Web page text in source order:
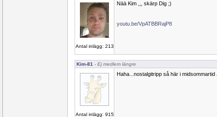
Antal inlägg: 213
Nää Kim ,,, skärp Dig ;)
youtu.be/VpATBBRajP8
Kim-81 - Ej medlem längre
Antal inlägg: 915
Haha...nostalgitripp så här i midsommartid